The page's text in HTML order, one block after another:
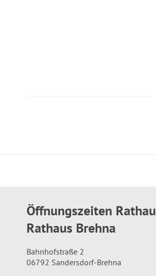
Öffnungszeiten
Rathaus Brehna
Bahnhofstraße 2
06792 Sandersdorf-Brehna